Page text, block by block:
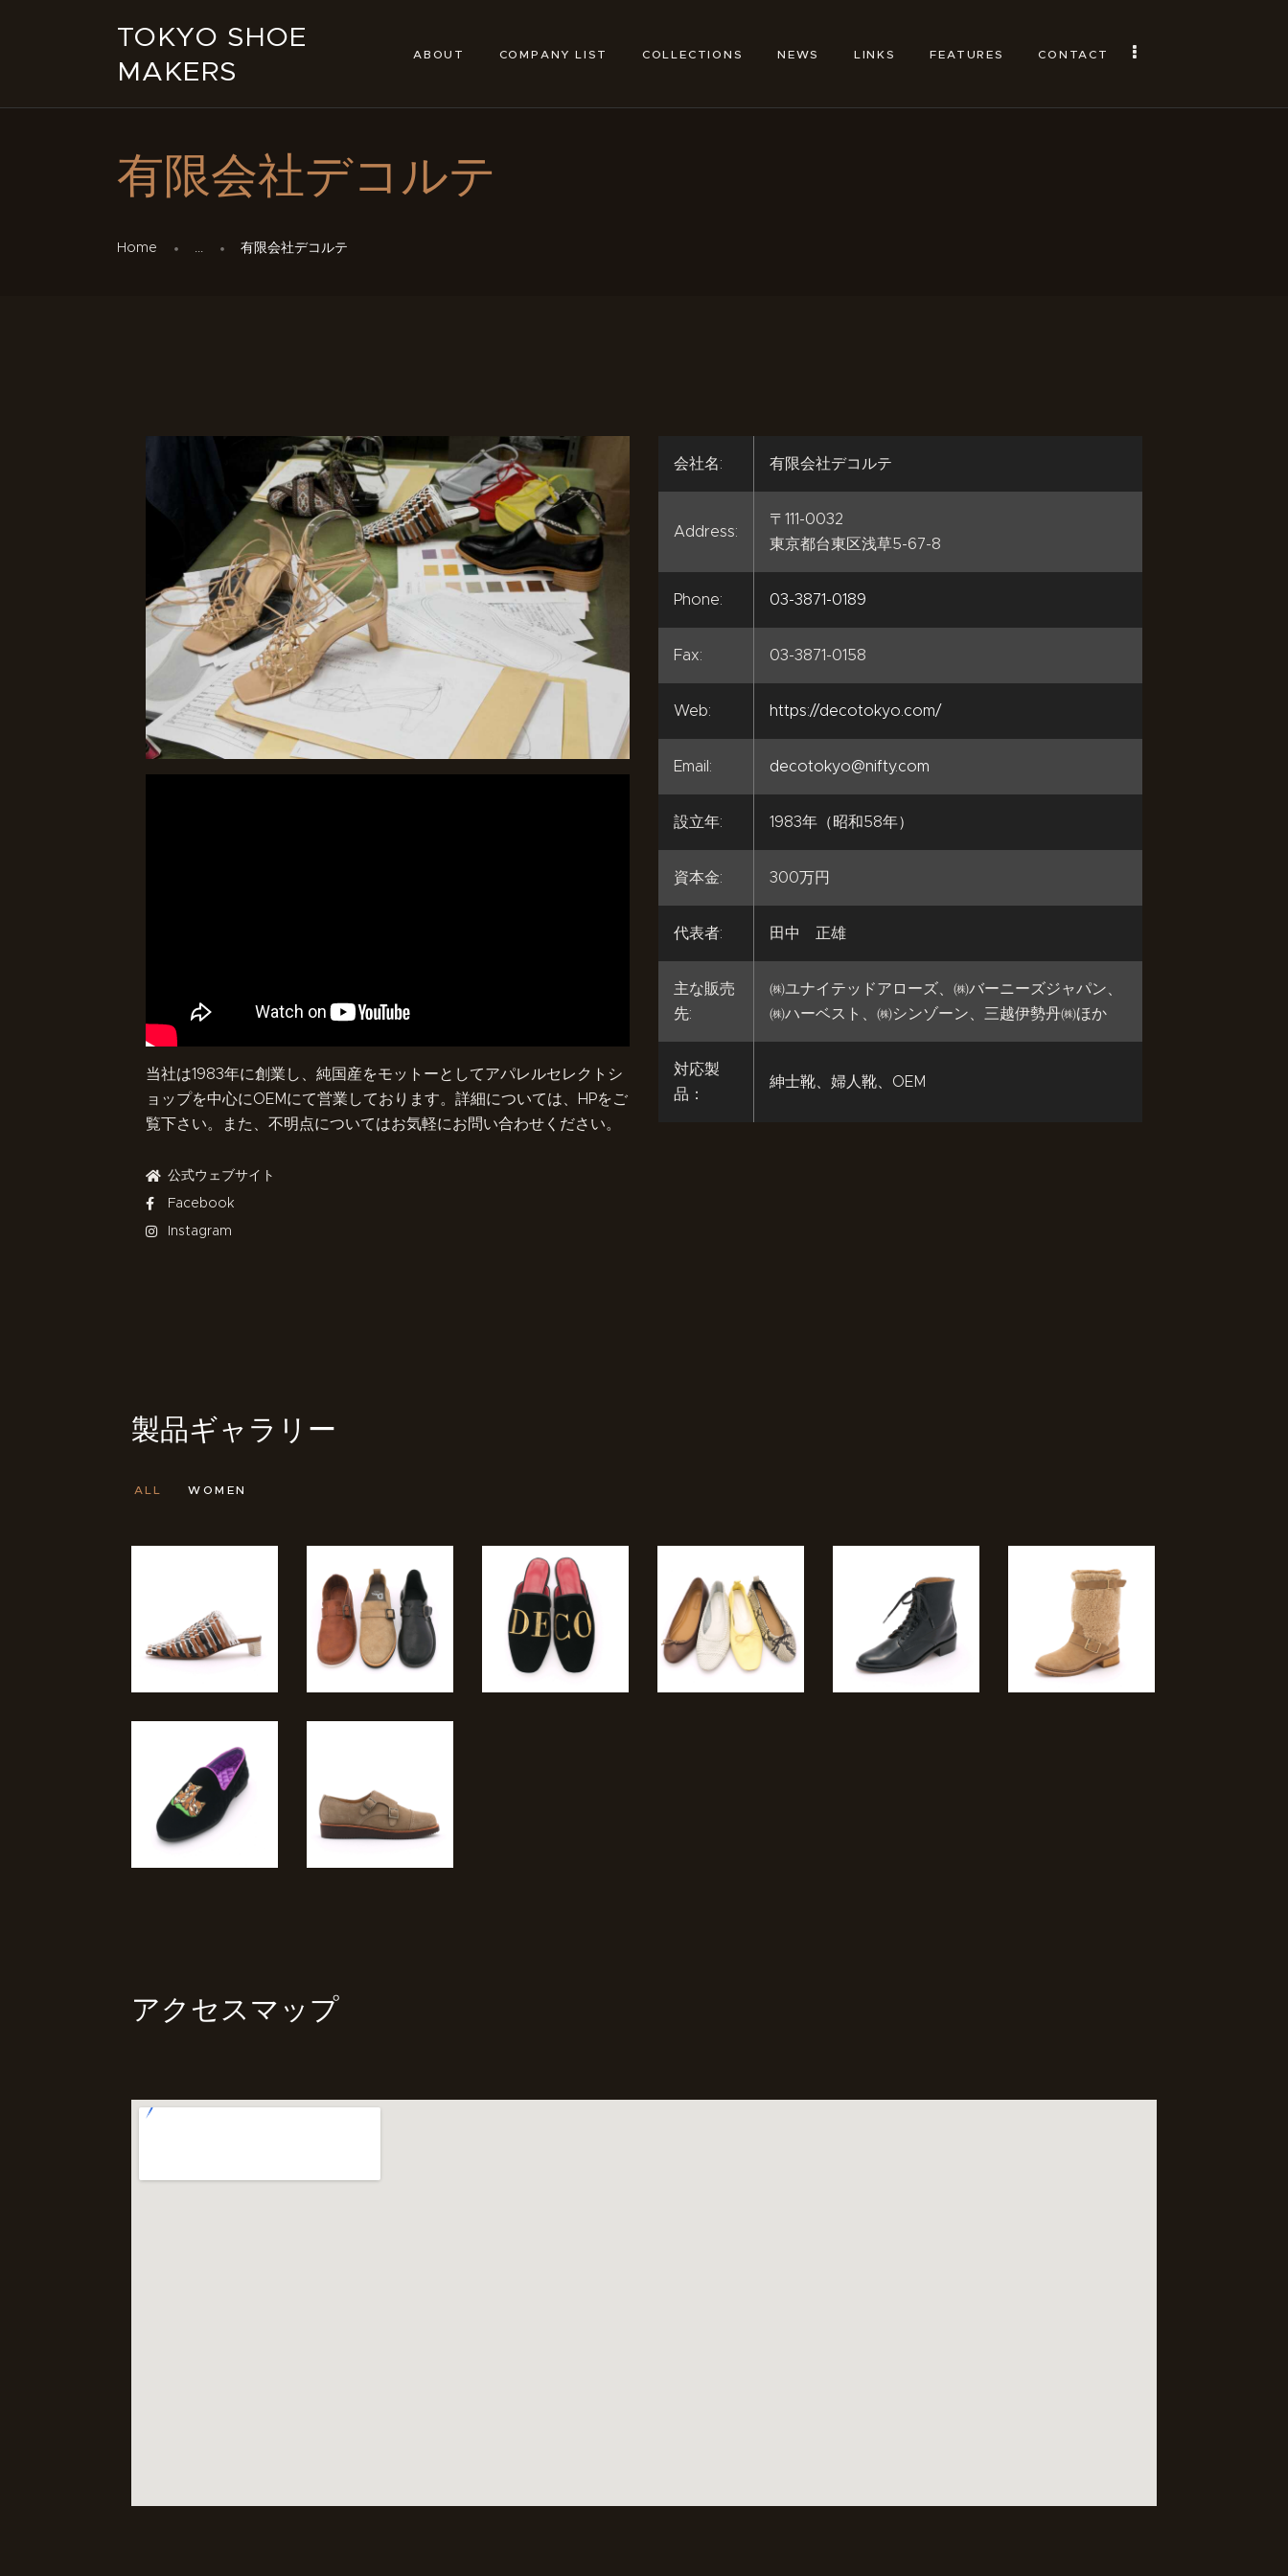
TOKYO SHOE
MAKERS
ABOUT COMPANY LIST COLLECTIONS NEWS LINKS FEATURES CONTACT
有限会社デコルテ
Home ... 有限会社デコルテ
COMPANY LIST
COLLECTIONS
LINKS
当社は1983年に創業し、純国産をモットーとしてアパレルセレクトシ
ョップを中心にOEMにて営業しております。詳細については、HPをご
覧下さい。また、不明点についてはお気軽にお問い合わせください。
公式ウェブサイト
Facebook
Instagram
会社名: 有限会社デコルテ
Address:
〒111-0032
東京都台東区浅草5-67-8
Phone: 03-3871-0189
Fax: 03-3871-0158
Web: https://decotokyo.com/
Email: decotokyo@nifty.com
設立年: 1983年（昭和58年）
資本金: 300万円
代表者: 田中 正雄
主な販売
先:
㈱ユナイテッドアローズ、㈱バーニーズジャパン、
㈱ハーベスト、㈱シンゾーン、三越伊勢丹㈱ほか
対応製
品：
紳士靴、婦人靴、OEM
製品ギャラリー
ALL WOMEN
アクセスマップ